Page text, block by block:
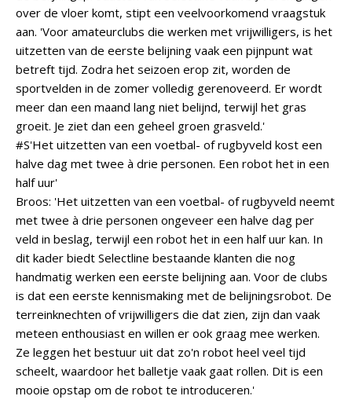
over de vloer komt, stipt een veelvoorkomend vraagstuk
aan. 'Voor amateurclubs die werken met vrijwilligers, is het
uitzetten van de eerste belijning vaak een pijnpunt wat
betreft tijd. Zodra het seizoen erop zit, worden de
sportvelden in de zomer volledig gerenoveerd. Er wordt
meer dan een maand lang niet belijnd, terwijl het gras
groeit. Je ziet dan een geheel groen grasveld.'
#S'Het uitzetten van een voetbal- of rugbyveld kost een
halve dag met twee à drie personen. Een robot het in een
half uur'
Broos: 'Het uitzetten van een voetbal- of rugbyveld neemt
met twee à drie personen ongeveer een halve dag per
veld in beslag, terwijl een robot het in een half uur kan. In
dit kader biedt Selectline bestaande klanten die nog
handmatig werken een eerste belijning aan. Voor de clubs
is dat een eerste kennismaking met de belijningsrobot. De
terreinknechten of vrijwilligers die dat zien, zijn dan vaak
meteen enthousiast en willen er ook graag mee werken.
Ze leggen het bestuur uit dat zo'n robot heel veel tijd
scheelt, waardoor het balletje vaak gaat rollen. Dit is een
mooie opstap om de robot te introduceren.'